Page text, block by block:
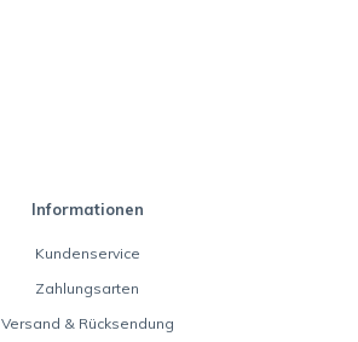
Informationen
Kundenservice
Zahlungsarten
Versand & Rücksendung